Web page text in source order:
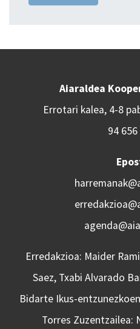
Aiaraldea
Errotari kalea, 4-8
94
Erredakzioa: Maider
Saez, Txabi Alvarado
Bidarte Ikus-
Torres Zuzentzailea: